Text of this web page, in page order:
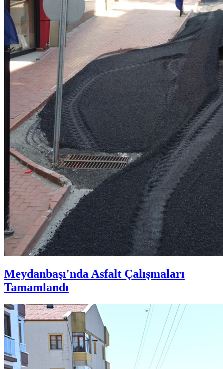
Meydanbaşı'nda Asfalt Çalışmaları
Tamamlandı